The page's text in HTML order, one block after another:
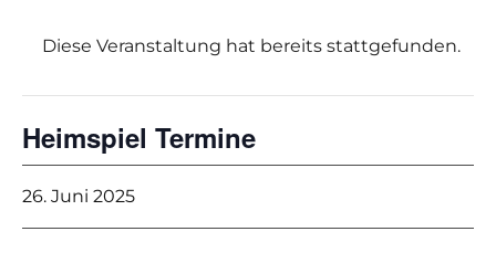
Diese Veranstaltung hat bereits stattgefunden.
Heimspiel Termine
26. Juni 2025